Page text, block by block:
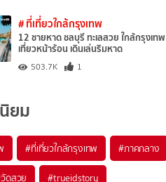
# ที่เที่ยวใกล้กรุงเทพ
12 ชายหาด ชลบุรี ทะเลสวย ใกล้กรุงเทพ
เที่ยวหน้าร้อน เดินเล่นริมหาด
503.7K 1
ยม
#ที่เที่ยวใกล้กรุงเทพ #ภาคกลาง
ดสวย #trueidstory